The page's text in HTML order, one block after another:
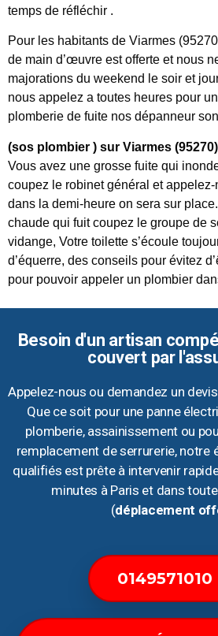
temps de réfléchir .
Pour les habitants de Viarmes
de main d’œuvre est offerte et nous
majorations du weekend le soir et
nous appelez a toutes heures pour
plomberie de fuite nos dépanneur
(sos plombier ) sur Viarmes (95270)
Vous avez une grosse fuite qui
coupez le robinet général et
dans la demi-heure on sera sur
chaude qui fuit coupez le groupe de
vidange, Votre toilette s’écoule
d’équerre, des conseils pour évitez
pour pouvoir appeler un plombier
Besoin d'un artisan
couvert par
Appelez-nous ou demandez un
Que ce soit pour une panne
plomberie, assainissement ou
remplacement de serrurerie, notre
qualifiés est prête à intervenir
minutes à Paris et dans
(déplacement
0149571010